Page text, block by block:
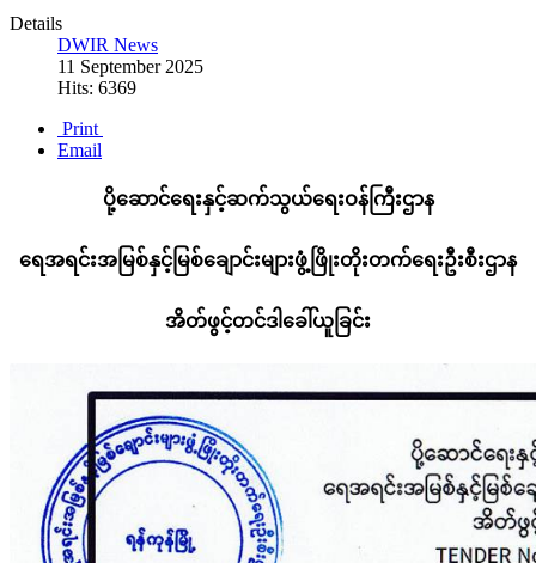
Details
DWIR News
11 September 2025
Hits: 6369
Print
Email
ပို့ဆောင်ရေးနှင့်ဆက်သွယ်ရေးဝန်ကြီးဌာန
ရေအရင်းအမြစ်နှင့်မြစ်ချောင်းများဖွံ့ဖြိုးတိုးတက်ရေးဦးစီးဌာန
အိတ်ဖွင့်တင်ဒါခေါ်ယူခြင်း